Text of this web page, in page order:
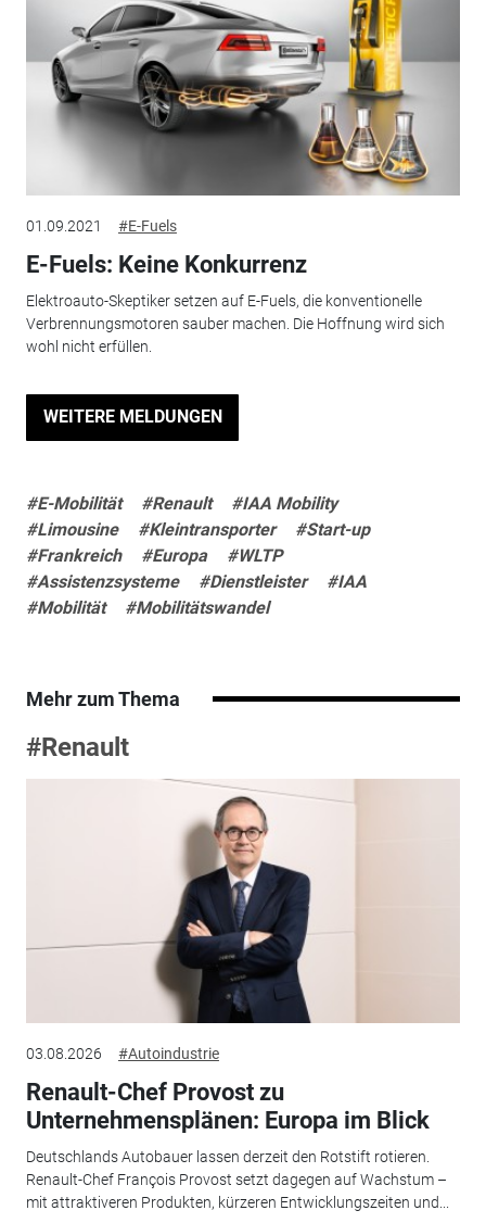
01.09.2021 #E-Fuels
E-Fuels: Keine Konkurrenz
Elektroauto-Skeptiker setzen auf E-Fuels, die konventionelle
Verbrennungsmotoren sauber machen. Die Hoffnung wird sich
wohl nicht erfüllen.
WEITERE MELDUNGEN
#E-Mobilität #Renault
#IAA Mobility
#Limousine
#Kleintransporter
#Start-up
#Frankreich
#Europa
#WLTP
#Assistenzsysteme
#Dienstleister
#IAA
#Mobilität
#Mobilitätswandel
Mehr zum Thema
#Renault
03.08.2026 #Autoindustrie
Renault-Chef Provost zu
Unternehmensplänen: Europa im Blick
Deutschlands Autobauer lassen derzeit den Rotstift rotieren.
Renault-Chef François Provost setzt dagegen auf Wachstum –
mit attraktiveren Produkten, kürzeren Entwicklungszeiten und...